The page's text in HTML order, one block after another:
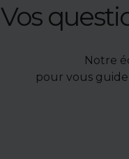
Vos
Notre
pour vous